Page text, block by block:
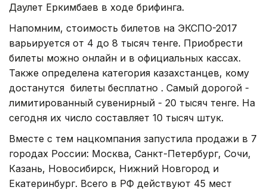
Даулет Еркимбаев в ходе брифинга.
Напомним, стоимость билетов на ЭКСПО-2017
варьируется от 4 до 8 тысяч тенге. Приобрести
билеты можно онлайн и в официальных кассах.
Также определена категория казахстанцев, кому
достанутся билеты бесплатно . Самый дорогой -
лимитированный сувенирный - 20 тысяч тенге. На
сегодня их число составляет 10 тысяч штук.
Вместе с тем нацкомпания запустила продажи в 7
городах России: Москва, Санкт-Петербург, Сочи,
Казань, Новосибирск, Нижний Новгород и
Екатеринбург. Всего в РФ действуют 45 мест